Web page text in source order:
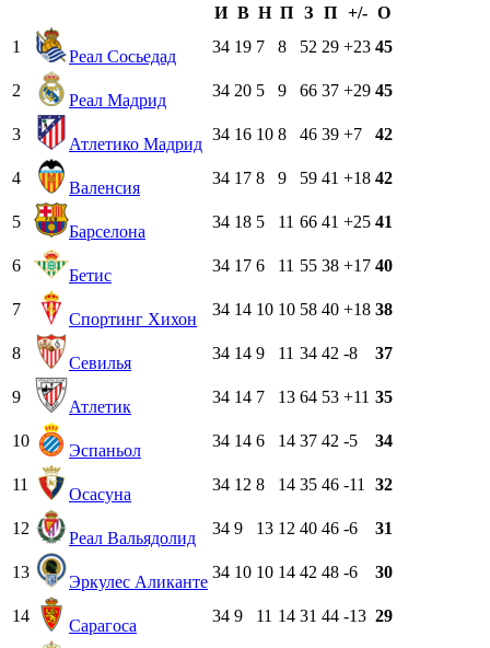
И В Н П З П +/- О
1
Реал Сосьедад
34 19 7 8 52 29 +23 45
2
Реал Мадрид
34 20 5 9 66 37 +29 45
3
Атлетико Мадрид
34 16 10 8 46 39 +7 42
4
Валенсия
34 17 8 9 59 41 +18 42
5
Барселона
34 18 5 11 66 41 +25 41
6
Бетис
34 17 6 11 55 38 +17 40
7
Спортинг Хихон
34 14 10 10 58 40 +18 38
8
Севилья
34 14 9 11 34 42 -8 37
9
Атлетик
34 14 7 13 64 53 +11 35
10
Эспаньол
34 14 6 14 37 42 -5 34
11
Осасуна
34 12 8 14 35 46 -11 32
12
Реал Вальядолид
34 9 13 12 40 46 -6 31
13
Эркулес Аликанте
34 10 10 14 42 48 -6 30
14
Сарагоса
34 9 11 14 31 44 -13 29